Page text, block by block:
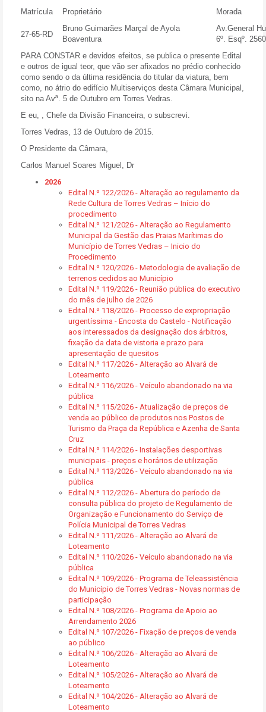
Matrícula
Proprietário Morada
27-65-RD
Bruno Guimarães Marçal de Ayola
Boaventura
Av.General
6º. Esqº.
PARA CONSTAR e devidos efeitos, se publica o presente Edital
e outros de igual teor, que vão ser afixados no prédio conhecido
como sendo o da última residência do titular da viatura, bem
como, no átrio do edifício Multiserviços desta Câmara Municipal,
sito na Avª. 5 de Outubro em Torres Vedras.
E eu, , Chefe da Divisão Financeira, o subscrevi.
Torres Vedras, 13 de Outubro de 2015.
O Presidente da Câmara,
Carlos Manuel Soares Miguel, Dr
2026
Edital N.º 122/2026 - Alteração ao regulamento da
Rede Cultura de Torres Vedras – Início do
procedimento
Edital N.º 121/2026 - Alteração ao Regulamento
Municipal da Gestão das Praias Marítimas do
Município de Torres Vedras – Inicio do
Procedimento
Edital N.º 120/2026 - Metodologia de avaliação de
terrenos cedidos ao Município
Edital N.º 119/2026 - Reunião pública do executivo
do mês de julho de 2026
Edital N.º 118/2026 - Processo de expropriação
urgentíssima - Encosta do Castelo - Notificação
aos interessados da designação dos árbitros,
fixação da data de vistoria e prazo para
apresentação de quesitos
Edital N.º 117/2026 - Alteração ao Alvará de
Loteamento
Edital N.º 116/2026 - Veículo abandonado na via
pública
Edital N.º 115/2026 - Atualização de preços de
venda ao público de produtos nos Postos de
Turismo da Praça da República e Azenha de Santa
Cruz
Edital N.º 114/2026 - Instalações desportivas
municipais - preços e horários de utilização
Edital N.º 113/2026 - Veículo abandonado na via
pública
Edital N.º 112/2026 - Abertura do período de
consulta pública do projeto de Regulamento de
Organização e Funcionamento do Serviço de
Polícia Municipal de Torres Vedras
Edital N.º 111/2026 - Alteração ao Alvará de
Loteamento
Edital N.º 110/2026 - Veículo abandonado na via
pública
Edital N.º 109/2026 - Programa de Teleassistência
do Município de Torres Vedras - Novas normas de
participação
Edital N.º 108/2026 - Programa de Apoio ao
Arrendamento 2026
Edital N.º 107/2026 - Fixação de preços de venda
ao público
Edital N.º 106/2026 - Alteração ao Alvará de
Loteamento
Edital N.º 105/2026 - Alteração ao Alvará de
Loteamento
Edital N.º 104/2026 - Alteração ao Alvará de
Loteamento